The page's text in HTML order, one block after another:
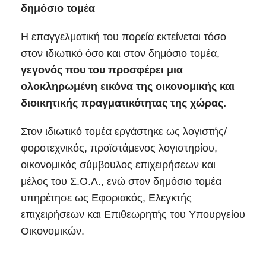
δημόσιο τομέα
Η επαγγελματική του πορεία εκτείνεται τόσο
στον ιδιωτικό όσο και στον δημόσιο τομέα,
γεγονός που του προσφέρει μια
ολοκληρωμένη εικόνα της οικονομικής και
διοικητικής πραγματικότητας της χώρας.
Στον ιδιωτικό τομέα εργάστηκε ως λογιστής/
φοροτεχνικός, προϊστάμενος λογιστηρίου,
οικονομικός σύμβουλος επιχειρήσεων και
μέλος του Σ.Ο.Λ., ενώ στον δημόσιο τομέα
υπηρέτησε ως Εφοριακός, Ελεγκτής
επιχειρήσεων και Επιθεωρητής του Υπουργείου
Οικονομικών.